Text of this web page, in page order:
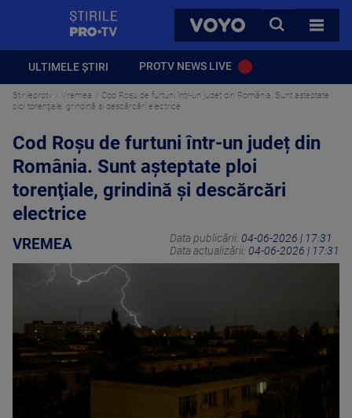
VOYO
CAUTA
TOATE
ULTIMELE ȘTIRI PROTV NEWS LIVE
Stirileprotv Vremea
Cod Roșu de furtuni într-un județ din România. Sunt așteptate
ploi torenţiale, grindină și descărcări electrice
Cod Roșu de furtuni într-un județ din
România. Sunt așteptate ploi
torenţiale, grindină și descărcări
electrice
VREMEA Data publicării: 04-06-2026 | 17:31
Data actualizării: 04-06-2026 | 17:31